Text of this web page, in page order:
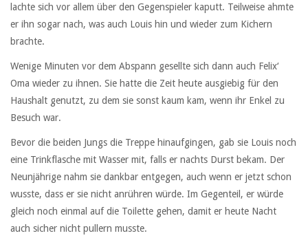
lachte sich vor allem über den Gegenspieler kaputt. Teilweise ahmte
er ihn sogar nach, was auch Louis hin und wieder zum Kichern
brachte.
Wenige Minuten vor dem Abspann gesellte sich dann auch Felix‘
Oma wieder zu ihnen. Sie hatte die Zeit heute ausgiebig für den
Haushalt genutzt, zu dem sie sonst kaum kam, wenn ihr Enkel zu
Besuch war.
Bevor die beiden Jungs die Treppe hinaufgingen, gab sie Louis noch
eine Trinkflasche mit Wasser mit, falls er nachts Durst bekam. Der
Neunjährige nahm sie dankbar entgegen, auch wenn er jetzt schon
wusste, dass er sie nicht anrühren würde. Im Gegenteil, er würde
gleich noch einmal auf die Toilette gehen, damit er heute Nacht
auch sicher nicht pullern musste.